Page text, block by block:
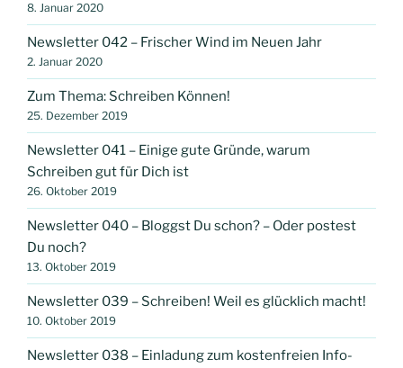
8. Januar 2020
Newsletter 042 – Frischer Wind im Neuen Jahr
2. Januar 2020
Zum Thema: Schreiben Können!
25. Dezember 2019
Newsletter 041 – Einige gute Gründe, warum
Schreiben gut für Dich ist
26. Oktober 2019
Newsletter 040 – Bloggst Du schon? – Oder postest
Du noch?
13. Oktober 2019
Newsletter 039 – Schreiben! Weil es glücklich macht!
10. Oktober 2019
Newsletter 038 – Einladung zum kostenfreien Info-